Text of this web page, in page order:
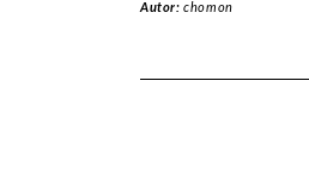
Autor:chomon